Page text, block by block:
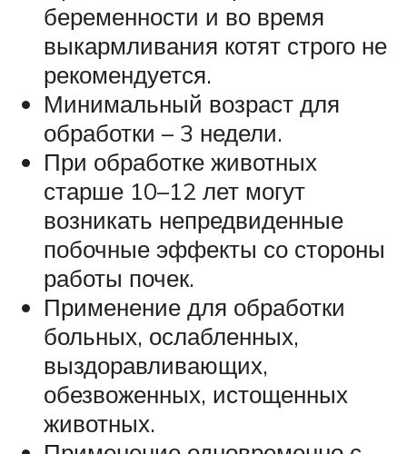
беременности и во время
выкармливания котят строго не
рекомендуется.
Минимальный возраст для
обработки – 3 недели.
При обработке животных
старше 10–12 лет могут
возникать непредвиденные
побочные эффекты со стороны
работы почек.
Применение для обработки
больных, ослабленных,
выздоравливающих,
обезвоженных, истощенных
животных.